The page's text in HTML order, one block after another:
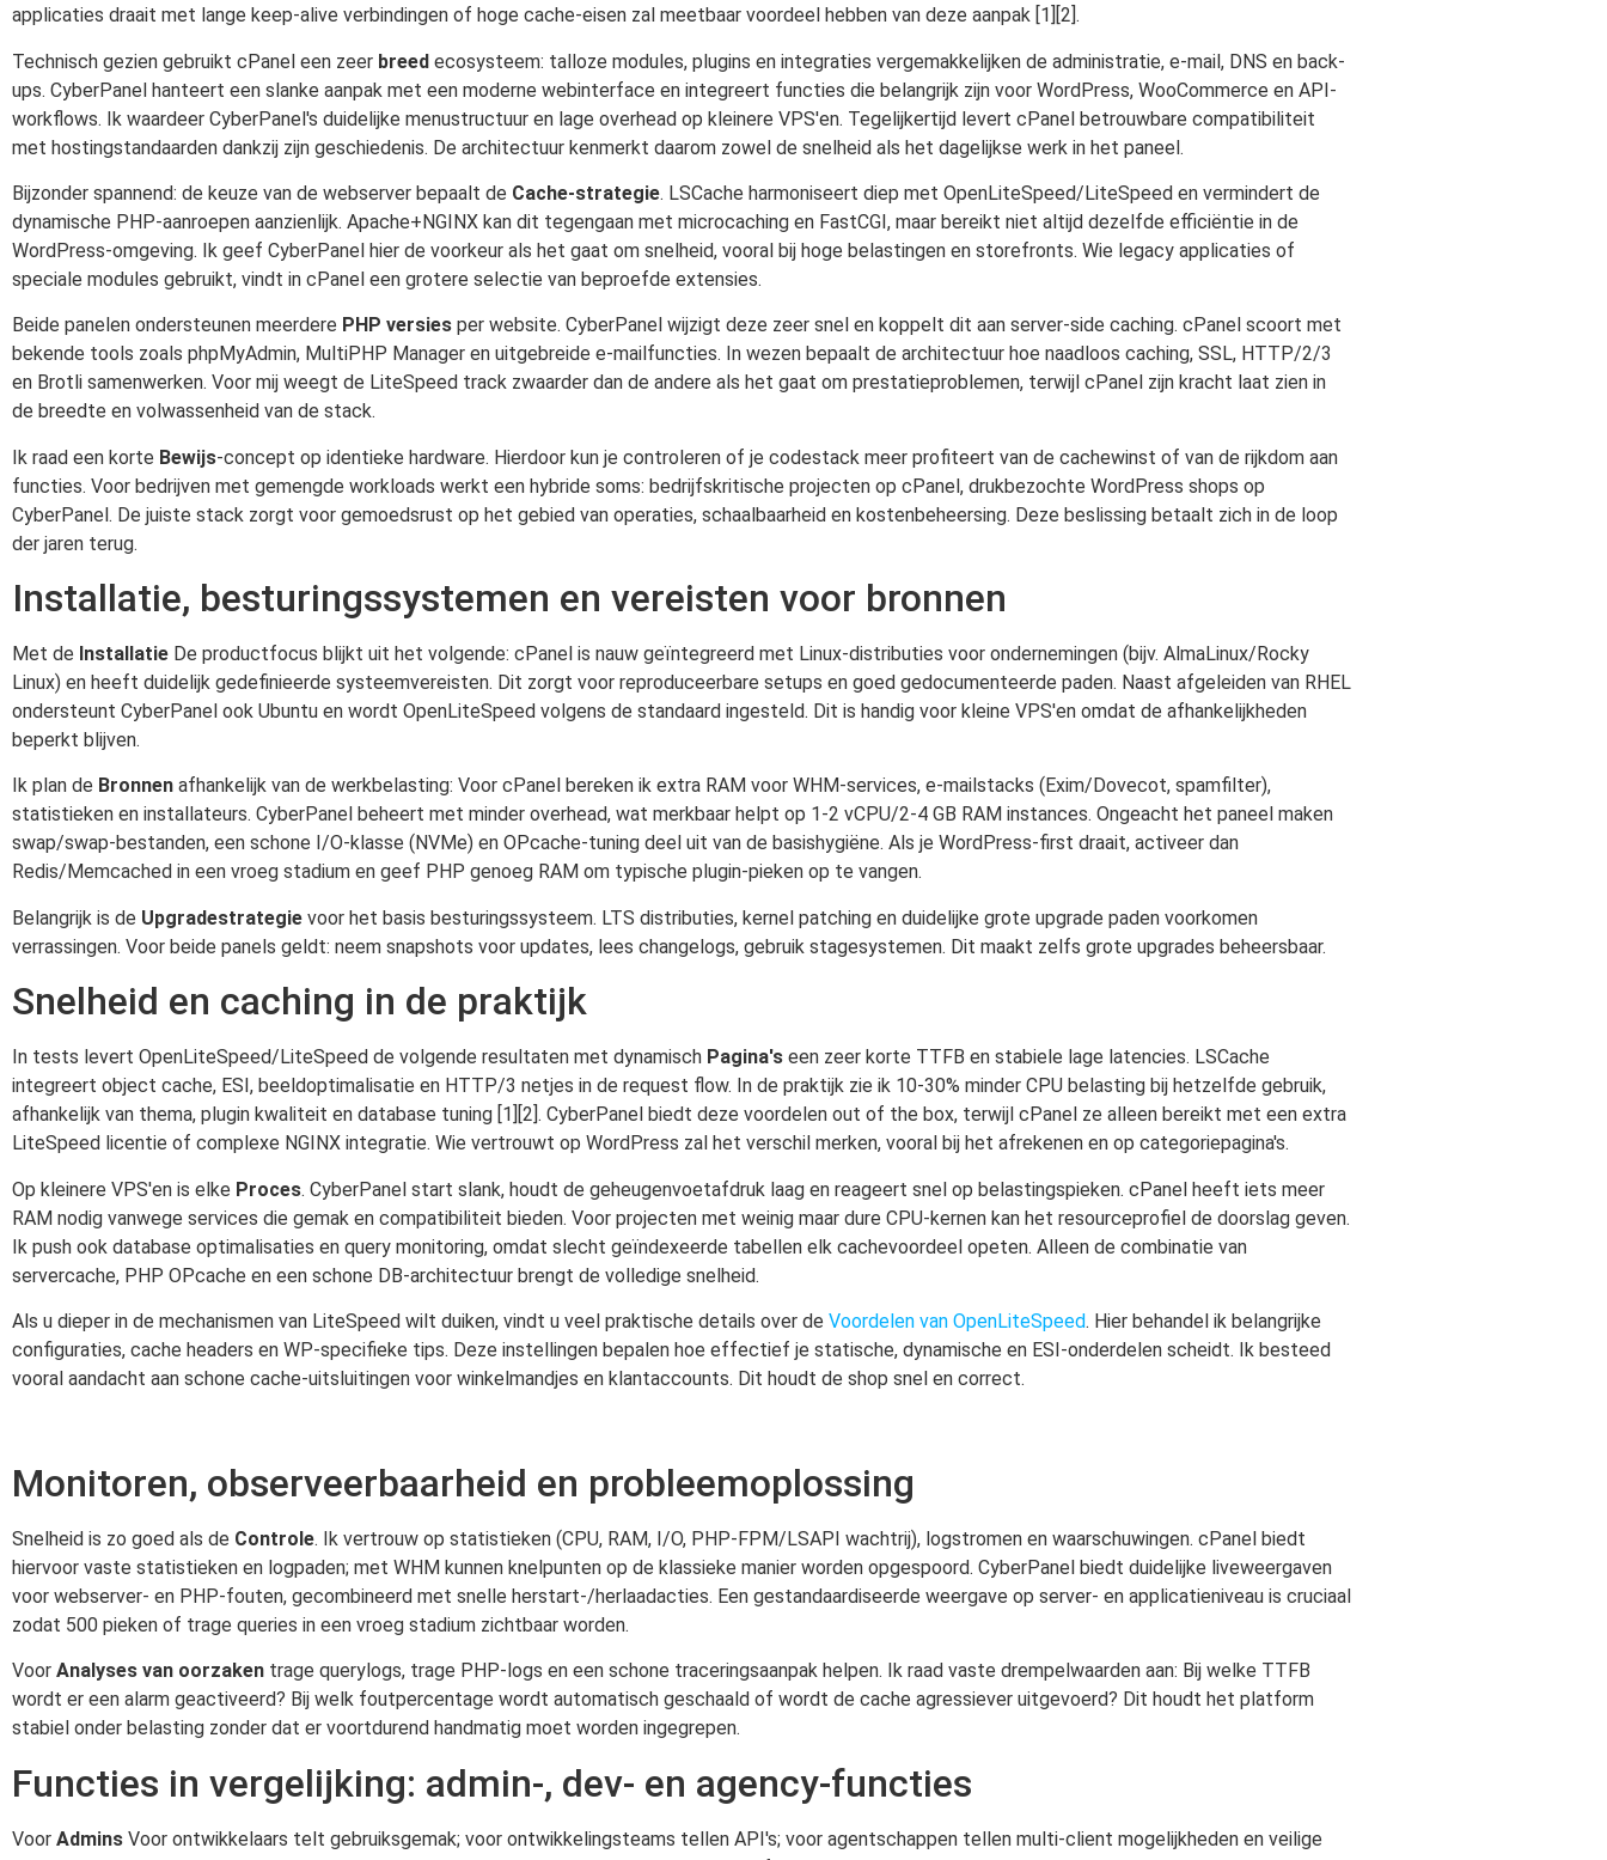
applicaties draait met lange keep-alive verbindingen of hoge cache-eisen zal meetbaar voordeel hebben van deze aanpak [1][2].
Technisch gezien gebruikt cPanel een zeer breed ecosysteem: talloze modules, plugins en integraties vergemakkelijken de administratie, e-mail, DNS en back-
ups. CyberPanel hanteert een slanke aanpak met een moderne webinterface en integreert functies die belangrijk zijn voor WordPress, WooCommerce en API-
workflows. Ik waardeer CyberPanel's duidelijke menustructuur en lage overhead op kleinere VPS'en. Tegelijkertijd levert cPanel betrouwbare compatibiliteit
met hostingstandaarden dankzij zijn geschiedenis. De architectuur kenmerkt daarom zowel de snelheid als het dagelijkse werk in het paneel.
Bijzonder spannend: de keuze van de webserver bepaalt de Cache-strategie. LSCache harmoniseert diep met OpenLiteSpeed/LiteSpeed en vermindert de
dynamische PHP-aanroepen aanzienlijk. Apache+NGINX kan dit tegengaan met microcaching en FastCGI, maar bereikt niet altijd dezelfde efficiëntie in de
WordPress-omgeving. Ik geef CyberPanel hier de voorkeur als het gaat om snelheid, vooral bij hoge belastingen en storefronts. Wie legacy applicaties of
speciale modules gebruikt, vindt in cPanel een grotere selectie van beproefde extensies.
Beide panelen ondersteunen meerdere PHP versies per website. CyberPanel wijzigt deze zeer snel en koppelt dit aan server-side caching. cPanel scoort met
bekende tools zoals phpMyAdmin, MultiPHP Manager en uitgebreide e-mailfuncties. In wezen bepaalt de architectuur hoe naadloos caching, SSL, HTTP/2/3
en Brotli samenwerken. Voor mij weegt de LiteSpeed track zwaarder dan de andere als het gaat om prestatieproblemen, terwijl cPanel zijn kracht laat zien in
de breedte en volwassenheid van de stack.
Ik raad een korte Bewijs-concept op identieke hardware. Hierdoor kun je controleren of je codestack meer profiteert van de cachewinst of van de rijkdom aan
functies. Voor bedrijven met gemengde workloads werkt een hybride soms: bedrijfskritische projecten op cPanel, drukbezochte WordPress shops op
CyberPanel. De juiste stack zorgt voor gemoedsrust op het gebied van operaties, schaalbaarheid en kostenbeheersing. Deze beslissing betaalt zich in de loop
der jaren terug.
Installatie, besturingssystemen en vereisten voor bronnen
Met de Installatie De productfocus blijkt uit het volgende: cPanel is nauw geïntegreerd met Linux-distributies voor ondernemingen (bijv. AlmaLinux/Rocky
Linux) en heeft duidelijk gedefinieerde systeemvereisten. Dit zorgt voor reproduceerbare setups en goed gedocumenteerde paden. Naast afgeleiden van RHEL
ondersteunt CyberPanel ook Ubuntu en wordt OpenLiteSpeed volgens de standaard ingesteld. Dit is handig voor kleine VPS'en omdat de afhankelijkheden
beperkt blijven.
Ik plan de Bronnen afhankelijk van de werkbelasting: Voor cPanel bereken ik extra RAM voor WHM-services, e-mailstacks (Exim/Dovecot, spamfilter),
statistieken en installateurs. CyberPanel beheert met minder overhead, wat merkbaar helpt op 1-2 vCPU/2-4 GB RAM instances. Ongeacht het paneel maken
swap/swap-bestanden, een schone I/O-klasse (NVMe) en OPcache-tuning deel uit van de basishygiëne. Als je WordPress-first draait, activeer dan
Redis/Memcached in een vroeg stadium en geef PHP genoeg RAM om typische plugin-pieken op te vangen.
Belangrijk is de Upgradestrategie voor het basis besturingssysteem. LTS distributies, kernel patching en duidelijke grote upgrade paden voorkomen
verrassingen. Voor beide panels geldt: neem snapshots voor updates, lees changelogs, gebruik stagesystemen. Dit maakt zelfs grote upgrades beheersbaar.
Snelheid en caching in de praktijk
In tests levert OpenLiteSpeed/LiteSpeed de volgende resultaten met dynamisch Pagina's een zeer korte TTFB en stabiele lage latencies. LSCache
integreert object cache, ESI, beeldoptimalisatie en HTTP/3 netjes in de request flow. In de praktijk zie ik 10-30% minder CPU belasting bij hetzelfde gebruik,
afhankelijk van thema, plugin kwaliteit en database tuning [1][2]. CyberPanel biedt deze voordelen out of the box, terwijl cPanel ze alleen bereikt met een extra
LiteSpeed licentie of complexe NGINX integratie. Wie vertrouwt op WordPress zal het verschil merken, vooral bij het afrekenen en op categoriepagina's.
Op kleinere VPS'en is elke Proces. CyberPanel start slank, houdt de geheugenvoetafdruk laag en reageert snel op belastingspieken. cPanel heeft iets meer
RAM nodig vanwege services die gemak en compatibiliteit bieden. Voor projecten met weinig maar dure CPU-kernen kan het resourceprofiel de doorslag geven.
Ik push ook database optimalisaties en query monitoring, omdat slecht geïndexeerde tabellen elk cachevoordeel opeten. Alleen de combinatie van
servercache, PHP OPcache en een schone DB-architectuur brengt de volledige snelheid.
Als u dieper in de mechanismen van LiteSpeed wilt duiken, vindt u veel praktische details over de Voordelen van OpenLiteSpeed. Hier behandel ik belangrijke
configuraties, cache headers en WP-specifieke tips. Deze instellingen bepalen hoe effectief je statische, dynamische en ESI-onderdelen scheidt. Ik besteed
vooral aandacht aan schone cache-uitsluitingen voor winkelmandjes en klantaccounts. Dit houdt de shop snel en correct.
Monitoren, observeerbaarheid en probleemoplossing
Snelheid is zo goed als de Controle. Ik vertrouw op statistieken (CPU, RAM, I/O, PHP-FPM/LSAPI wachtrij), logstromen en waarschuwingen. cPanel biedt
hiervoor vaste statistieken en logpaden; met WHM kunnen knelpunten op de klassieke manier worden opgespoord. CyberPanel biedt duidelijke liveweergaven
voor webserver- en PHP-fouten, gecombineerd met snelle herstart-/herlaadacties. Een gestandaardiseerde weergave op server- en applicatieniveau is cruciaal
zodat 500 pieken of trage queries in een vroeg stadium zichtbaar worden.
Voor Analyses van oorzaken trage querylogs, trage PHP-logs en een schone traceringsaanpak helpen. Ik raad vaste drempelwaarden aan: Bij welke TTFB
wordt er een alarm geactiveerd? Bij welk foutpercentage wordt automatisch geschaald of wordt de cache agressiever uitgevoerd? Dit houdt het platform
stabiel onder belasting zonder dat er voortdurend handmatig moet worden ingegrepen.
Functies in vergelijking: admin-, dev- en agency-functies
Voor Admins Voor ontwikkelaars telt gebruiksgemak; voor ontwikkelingsteams tellen API's; voor agentschappen tellen multi-client mogelijkheden en veilige